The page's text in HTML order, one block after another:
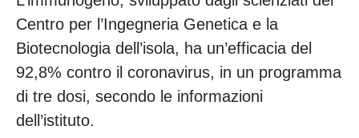
Centro per l’Ingegneria Genetica e la
Biotecnologia dell’isola, ha un’efficacia del
92,8% contro il coronavirus, in un programma
di tre dosi, secondo le informazioni
dell’istituto.